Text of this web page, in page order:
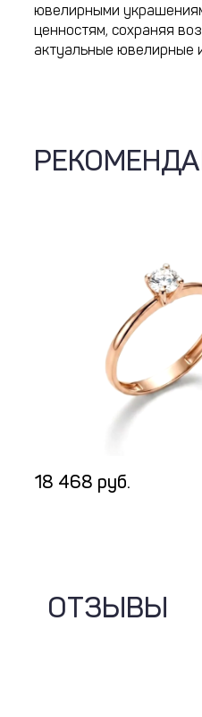
ювелирными
ценностям, сохраняя
актуальные ювелирные
18 468 руб.
ОТЗЫВЫ